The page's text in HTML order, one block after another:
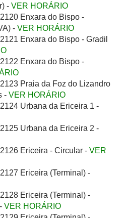
- VER HORÁRIO
Enxara do Bispo -
- VER HORÁRIO
Enxara do Bispo - Gradil
Enxara do Bispo -
Praia da Foz do Lizandro
- VER HORÁRIO
Urbana da Ericeira 1 -
Urbana da Ericeira 2 -
Ericeira - Circular - VER
Ericeira (Terminal) -
Ericeira (Terminal) -
VER HORÁRIO